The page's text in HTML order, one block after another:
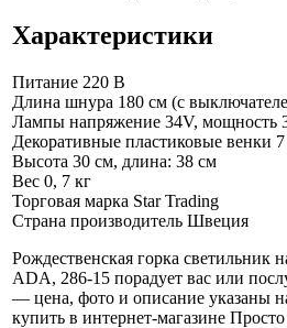
Характеристики
Питание 220 В
Длина шнура 180 см (с
Лампы напряжение 34V, мощность
Декоративные пластиковые венки
Высота 30 см, длина: 38 см
Вес 0, 7 кг
Торговая марка Star Trading
Страна производитель Швеция
Рождественская горка светильник
ADA, 286-15 порадует вас или
— цена, фото и описание указаны
купить в интернет-магазине